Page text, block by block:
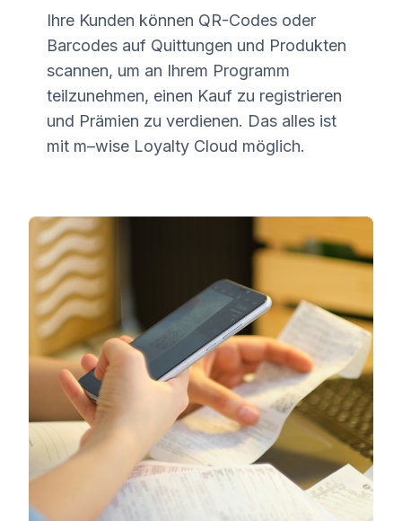
Ihre Kunden können QR-Codes oder
Barcodes auf Quittungen und Produkten
scannen, um an Ihrem Programm
teilzunehmen, einen Kauf zu registrieren
und Prämien zu verdienen. Das alles ist
mit m–wise Loyalty Cloud möglich.